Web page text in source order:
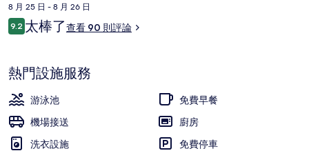
價
格
是
8 月 25 日 - 8 月 26 日
評
論
9.29.2 分，滿分 10 分，
太棒了查看 90 則評論
熱門設施服務
游泳池
免費早餐
機場接送
廚房
洗衣設施
免費停車